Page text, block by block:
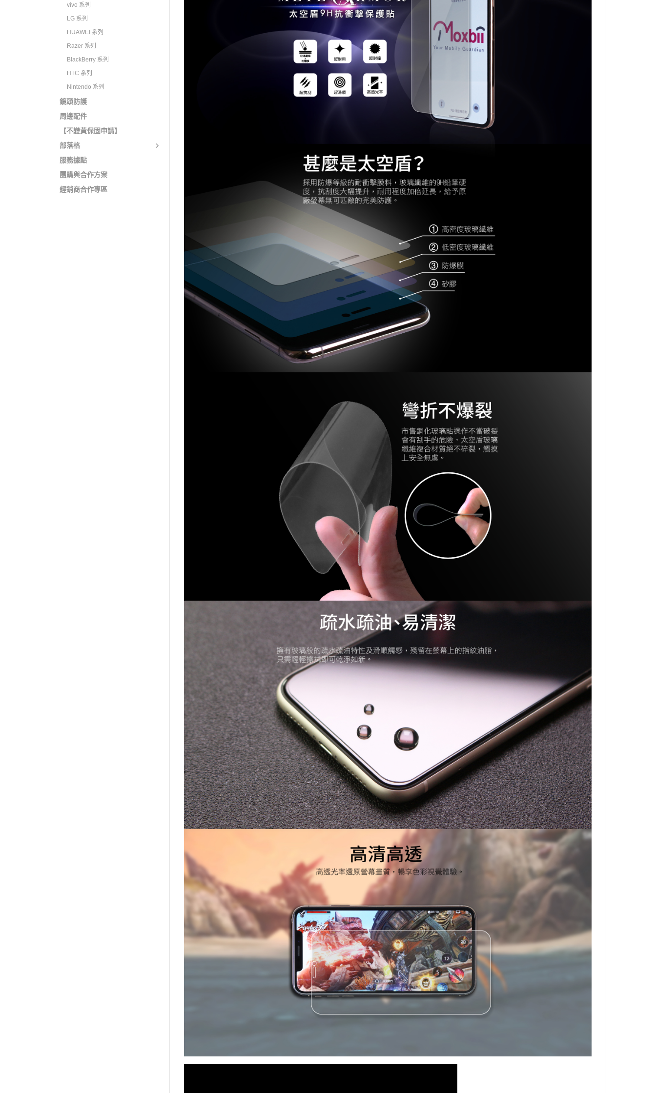
vivo 系列
LG 系列
HUAWEI 系列
Razer 系列
BlackBerry 系列
HTC 系列
Nintendo 系列
鏡頭防護
周邊配件
【不變黃保固申請】
部落格
服務據點
團購與合作方案
經銷商合作專區